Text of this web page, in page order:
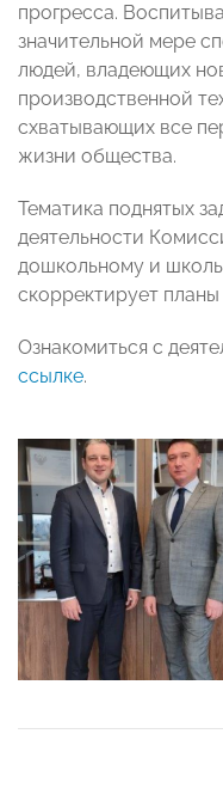
прогресса.
значительной мере
людей, владеющих
производственной
схватывающих все
жизни общества.
Тематика поднятых
деятельности
дошкольному и
скорректирует
Ознакомиться с
ссылке.